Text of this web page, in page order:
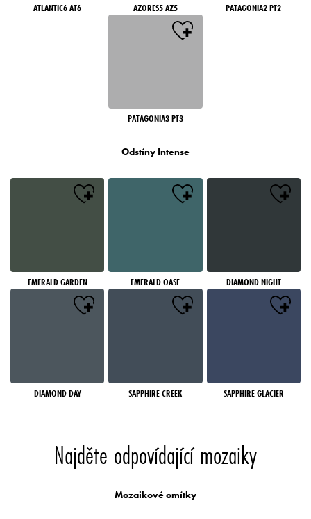
ATLANTIC6 AT6 AZORES5 AZ5 PATAGONIA2 PT2
PATAGONIA3 PT3
Odstíny Intense
EMERALD GARDEN EMERALD OASE DIAMOND NIGHT
DIAMOND DAY SAPPHIRE CREEK SAPPHIRE GLACIER
Najděte odpovídající mozaiky
Mozaikové omítky